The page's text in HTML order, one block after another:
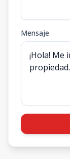
Mensaje